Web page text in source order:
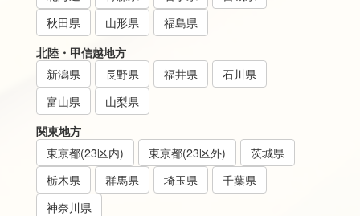
秋田県
山形県
福島県
北陸・甲信越地方
新潟県
長野県 福井県
石川県
富山県
山梨県
関東地方
東京都(23区内)
東京都(23区外)
茨城県
栃木県
群馬県 埼玉県
千葉県
神奈川県